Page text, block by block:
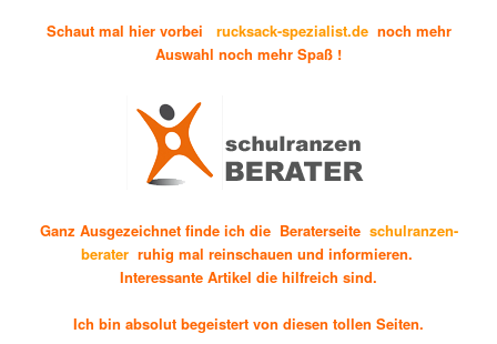
Schaut mal hier vorbei rucksack-spezialist.denoch mehr
Auswahl noch mehr Spaß !
Ganz Ausgezeichnet finde ich die Beraterseite schulranzen-
berater ruhig mal reinschauen und informieren.
Interessante Artikel die hilfreich sind.
Ich bin absolut begeistert von diesen tollen Seiten.